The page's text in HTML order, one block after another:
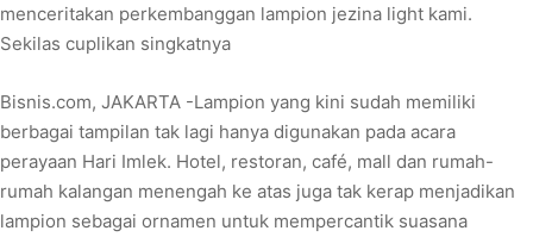
menceritakan perkembanggan lampion jezina light kami.
Sekilas cuplikan singkatnya
Bisnis.com, JAKARTA -Lampion yang kini sudah memiliki
berbagai tampilan tak lagi hanya digunakan pada acara
perayaan Hari Imlek. Hotel, restoran, café, mall dan rumah-
rumah kalangan menengah ke atas juga tak kerap menjadikan
lampion sebagai ornamen untuk mempercantik suasana